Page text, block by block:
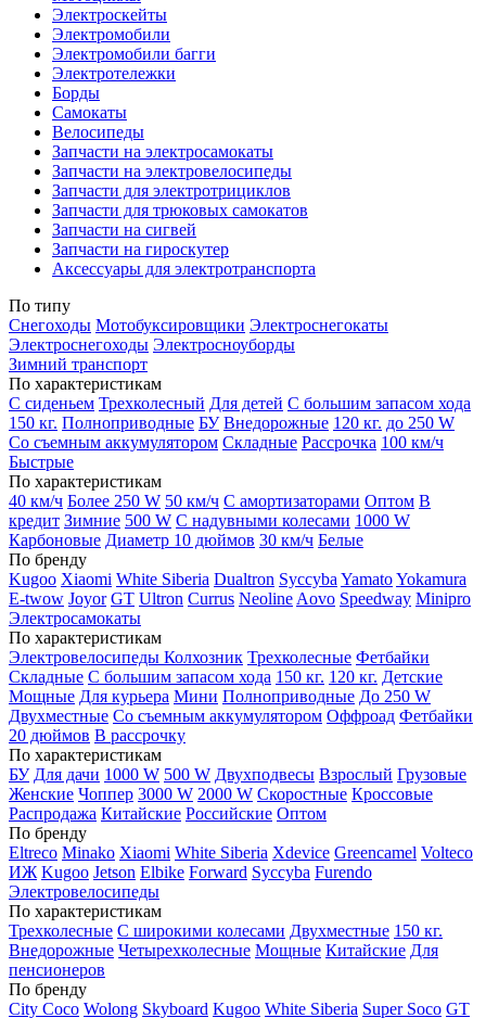
Электроскейты
Электромобили
Электромобили багги
Электротележки
Борды
Самокаты
Велосипеды
Запчасти на электросамокаты
Запчасти на электровелосипеды
Запчасти для электротрициклов
Запчасти для трюковых самокатов
Запчасти на сигвей
Запчасти на гироскутер
Аксессуары для электротранспорта
По типу
Снегоходы Мотобуксировщики Электроснегокаты
Электроснегоходы Электросноуборды
Зимний транспорт
По характеристикам
С сиденьем Трехколесный Для детей С большим запасом хода
150 кг. Полноприводные БУ Внедорожные 120 кг. до 250 W
Со съемным аккумулятором Складные Рассрочка 100 км/ч
Быстрые
По характеристикам
40 км/ч Более 250 W 50 км/ч С амортизаторами Оптом В
кредит Зимние 500 W С надувными колесами 1000 W
Карбоновые Диаметр 10 дюймов 30 км/ч Белые
По бренду
Kugoo Xiaomi White Siberia Dualtron Syccyba YamatoYokamura
E-twow Joyor GT Ultron Currus Neoline Aovo Speedway Minipro
Электросамокаты
По характеристикам
Электровелосипеды Колхозник Трехколесные Фетбайки
Складные С большим запасом хода 150 кг. 120 кг. Детские
Мощные Для курьера Мини Полноприводные До 250 W
Двухместные Со съемным аккумулятором Оффроад Фетбайки
20 дюймов В рассрочку
По характеристикам
БУ Для дачи 1000 W 500 W Двухподвесы Взрослый Грузовые
Женские Чоппер 3000 W 2000 W Скоростные Кроссовые
Распродажа Китайские Российские Оптом
По бренду
Eltreco Minako Xiaomi White Siberia Xdevice Greencamel Volteco
ИЖ Kugoo Jetson Elbike Forward Syccyba Furendo
Электровелосипеды
По характеристикам
Трехколесные С широкими колесами Двухместные 150 кг.
Внедорожные Четырехколесные Мощные Китайские Для
пенсионеров
По бренду
City Coco Wolong Skyboard Kugoo White Siberia Super Soco GT